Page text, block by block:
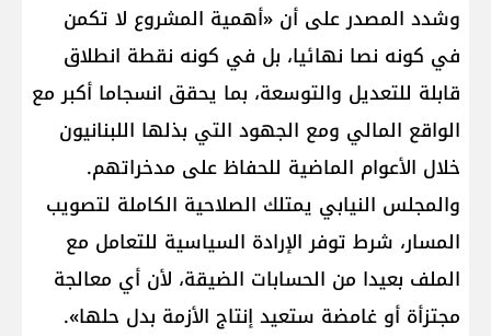
وشدد المصدر على أن «أهمية المشروع لا تكمن
في كونه نصا نهائيا، بل في كونه نقطة انطلاق
قابلة للتعديل والتوسعة، بما يحقق انسجاما أكبر مع
الواقع المالي ومع الجهود التي بذلها اللبنانيون
خلال الأعوام الماضية للحفاظ على مدخراتهم.
والمجلس النيابي يمتلك الصلاحية الكاملة لتصويب
المسار، شرط توفر الإرادة السياسية للتعامل مع
الملف بعيدا من الحسابات الضيقة، لأن أي معالجة
مجتزأة أو غامضة ستعيد إنتاج الأزمة بدل حلها».